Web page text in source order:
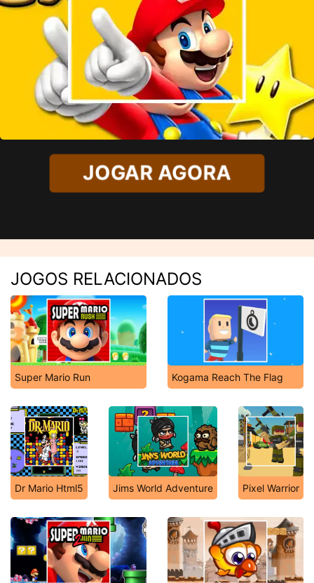
JOGAR AGORA
JOGOS RELACIONADOS
Super Mario Run Kogama Reach The Flag
Dr Mario Html5 Jims World Adventure Pixel Warrior